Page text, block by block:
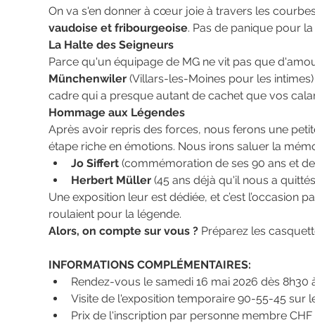
On va s'en donner à cœur joie à travers les
vaudoise et fribourgeoise. Pas de panique pour
La Halte des Seigneurs
Parce qu'un équipage de MG ne vit pas que
Münchenwiler (Villars-les-Moines pour les
cadre qui a presque autant de cachet que vos
Hommage aux Légendes
Après avoir repris des forces, nous ferons une
étape riche en émotions. Nous irons saluer la
Jo Siffert (commémoration de ses 90 ans et
Herbert Müller (45 ans déjà qu'il nous a
Une exposition leur est dédiée, et c’est
roulaient pour la légende.
Alors, on compte sur vous ? Préparez les
INFORMATIONS COMPLÉMENTAIRES:
Rendez-vous le samedi 16 mai 2026 dès 8h30
Visite de l'exposition temporaire 90-55-45 sur
​​Prix de l'inscription par personne membre CHF